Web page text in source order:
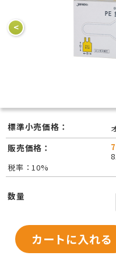
<
標準小売価格：
販売価格：
税率：10%
数量